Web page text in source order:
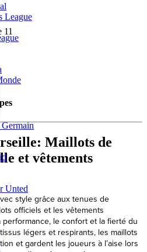
League
Germain
Unted
11
Maillots de
et vêtements
style grâce aux tenues de
officiels et les vêtements
le confort et la fierté du
légers et respirants, les maillots
et gardent les joueurs à l’aise lors